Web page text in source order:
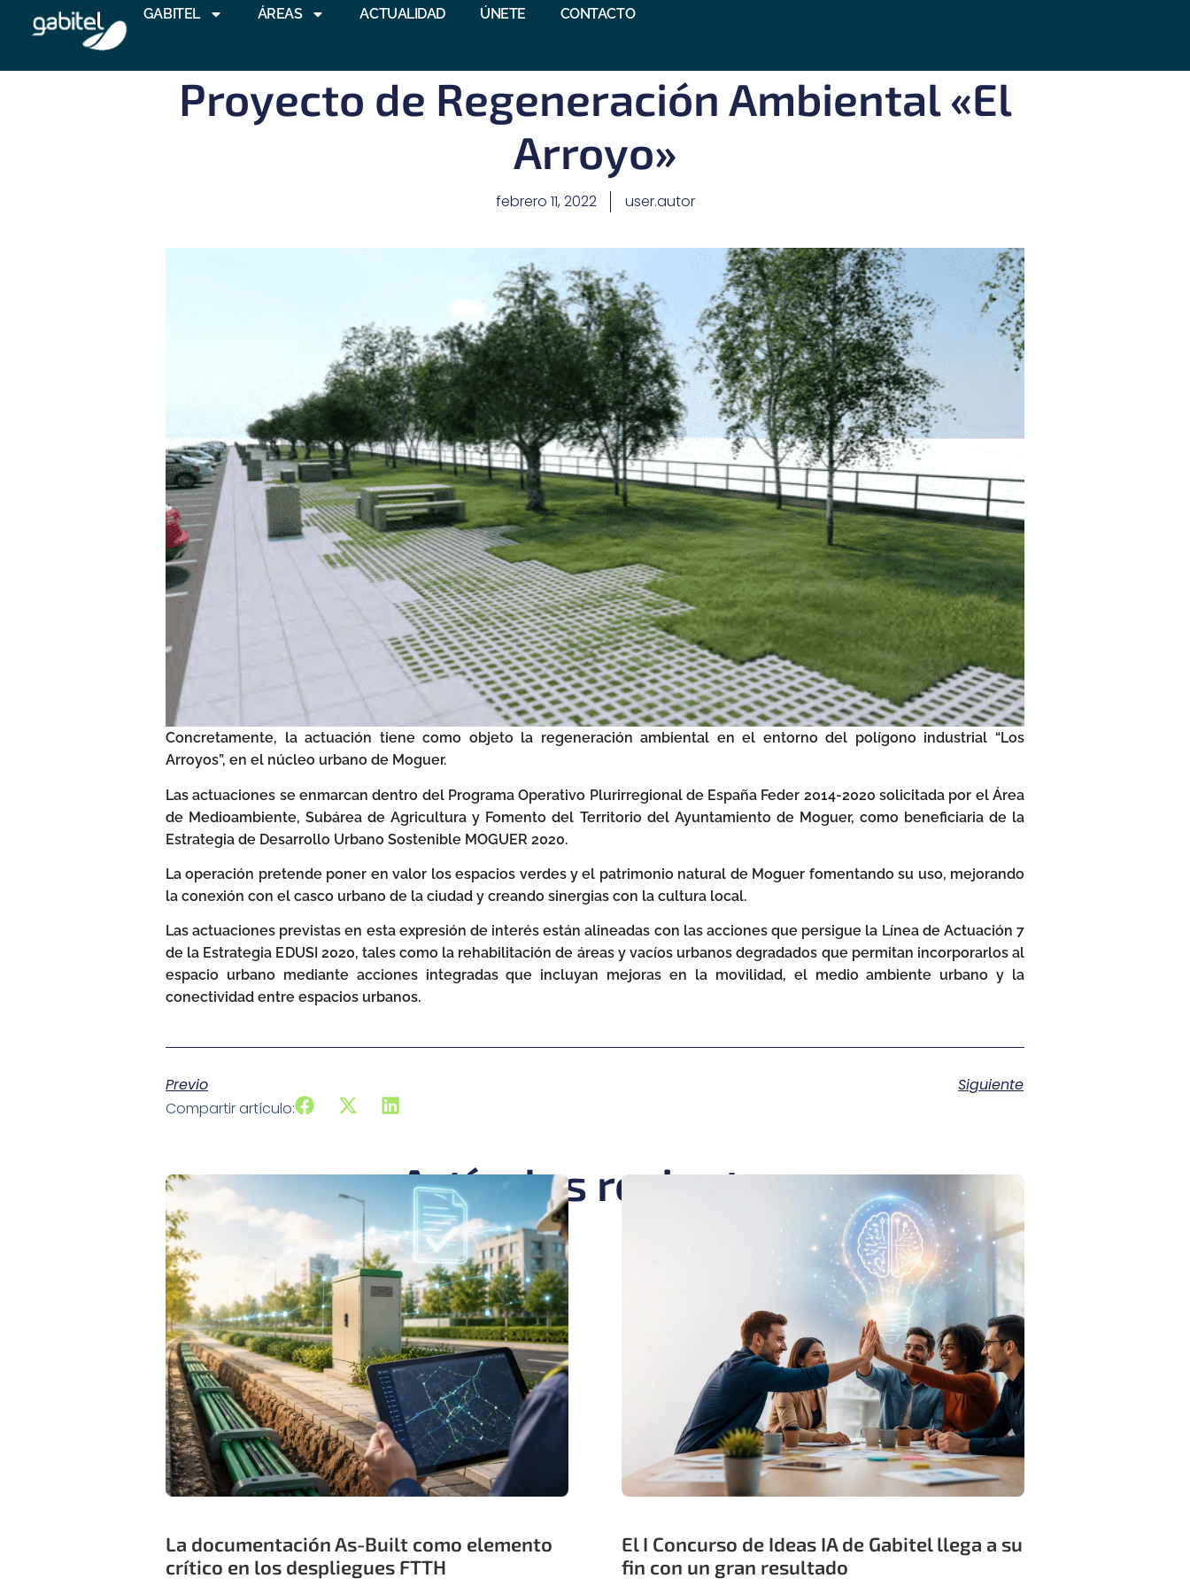
GABITEL ÁREAS ACTUALIDAD ÚNETE CONTACTO
Proyecto de Regeneración Ambiental «El
Arroyo»
febrero 11, 2022 user.autor
Concretamente, la actuación tiene como objeto la regeneración ambiental en el entorno del polígono industrial “Los
Arroyos”, en el núcleo urbano de Moguer.
Las actuaciones se enmarcan dentro del Programa Operativo Plurirregional de España Feder 2014-2020 solicitada por el Área
de Medioambiente, Subárea de Agricultura y Fomento del Territorio del Ayuntamiento de Moguer, como beneficiaria de la
Estrategia de Desarrollo Urbano Sostenible MOGUER 2020.
La operación pretende poner en valor los espacios verdes y el patrimonio natural de Moguer fomentando su uso, mejorando
la conexión con el casco urbano de la ciudad y creando sinergias con la cultura local.
Las actuaciones previstas en esta expresión de interés están alineadas con las acciones que persigue la Línea de Actuación 7
de la Estrategia EDUSI 2020, tales como la rehabilitación de áreas y vacíos urbanos degradados que permitan incorporarlos al
espacio urbano mediante acciones integradas que incluyan mejoras en la movilidad, el medio ambiente urbano y la
conectividad entre espacios urbanos.
Previo
Siguiente
Compartir artículo:
Artículos recientes
La documentación As-Built como elemento
crítico en los despliegues FTTH
El I Concurso de Ideas IA de Gabitel llega a su
fin con un gran resultado